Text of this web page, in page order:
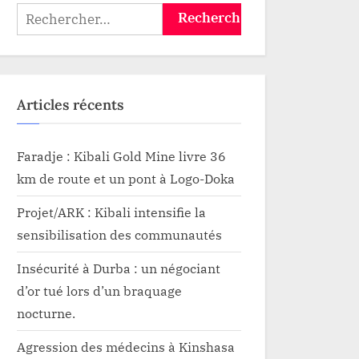
Rechercher :
Articles récents
Faradje : Kibali Gold Mine livre 36
km de route et un pont à Logo-Doka
Projet/ARK : Kibali intensifie la
sensibilisation des communautés
Insécurité à Durba : un négociant
d’or tué lors d’un braquage
nocturne.
Agression des médecins à Kinshasa